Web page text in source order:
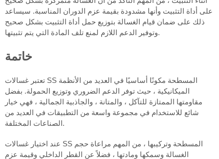
على أداة التثبيت وأنها مشدودة بقيمة عزم الدوران المناسبة. سيساعد
ذلك على ضمان قيام الغسالة بتوزيع حمل أداة التثبيت بشكل صحيح
وتوفير الدعم اللازم لمنع تلف المادة التي يتم تثبيتها.
خاتمة
تعتبر غسالات SS المسطحة مكونًا أساسيًا في العديد من الأنظمة
الميكانيكية ، حيث توفر الدعم الضروري وتوزيع الحمولة. بفضل
مقاومتها الممتازة للتآكل ، والمتانة ، والجاذبية الجمالية ، فهي خيار
شائع للاستخدام في مجموعة واسعة من التطبيقات في العديد من
الصناعات المختلفة.
عند اختيار غسالات SS المسطحة وتركيبها ، من المهم مراعاة حجم
الغسالة وسمكها ومادتها ، فضلاً عن القطر الداخلي وقيمة عزم